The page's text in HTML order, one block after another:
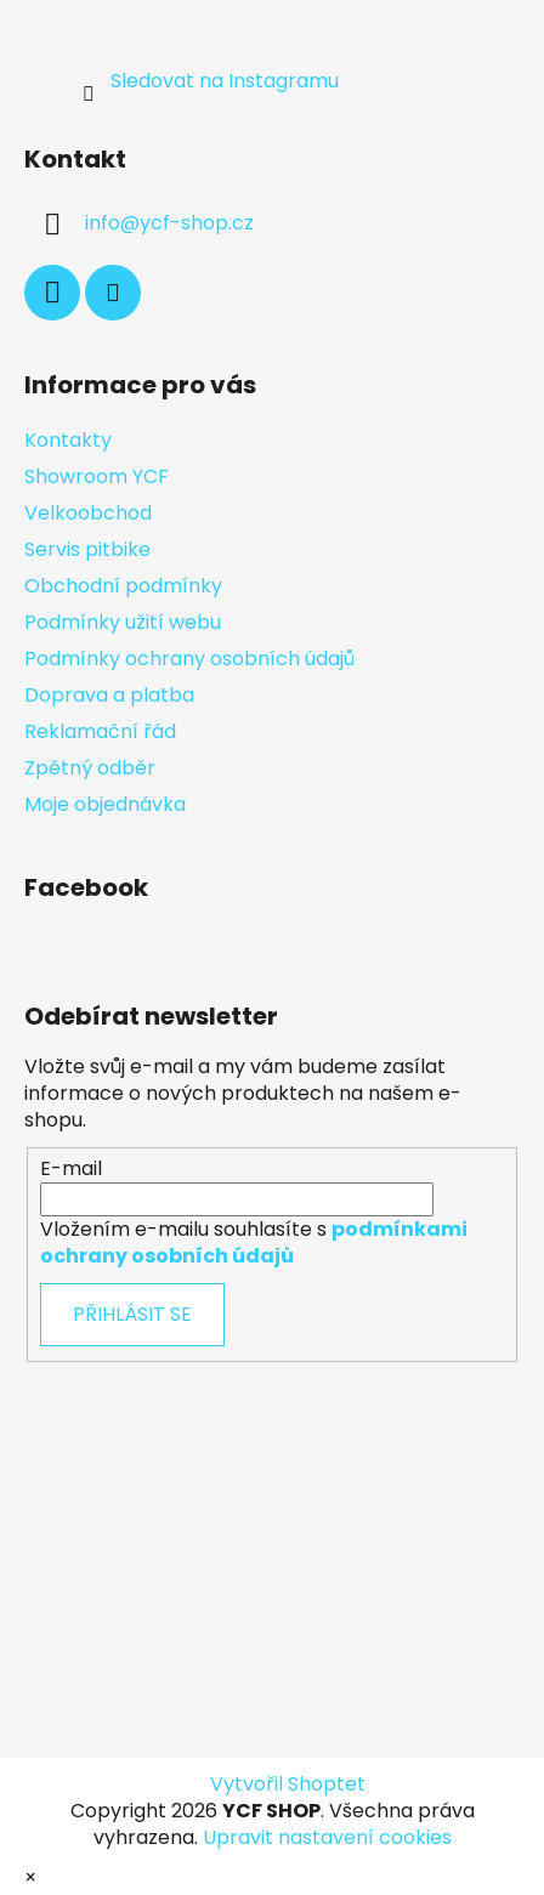
Sledovat na Instagramu
Kontakt
info@ycf-shop.cz
Informace pro vás
Kontakty
Showroom YCF
Velkoobchod
Servis pitbike
Obchodní podmínky
Podmínky užití webu
Podmínky ochrany osobních údajů
Doprava a platba
Reklamační řád
Zpětný odběr
Moje objednávka
Facebook
Odebírat newsletter
Vložte svůj e-mail a my vám budeme zasílat
informace o nových produktech na našem e-
shopu.
E-mail
Vložením e-mailu souhlasíte s podmínkami
ochrany osobních údajů
PŘIHLÁSIT SE
Vytvořil Shoptet
Copyright 2026 YCF SHOP. Všechna práva
vyhrazena. Upravit nastavení cookies
×